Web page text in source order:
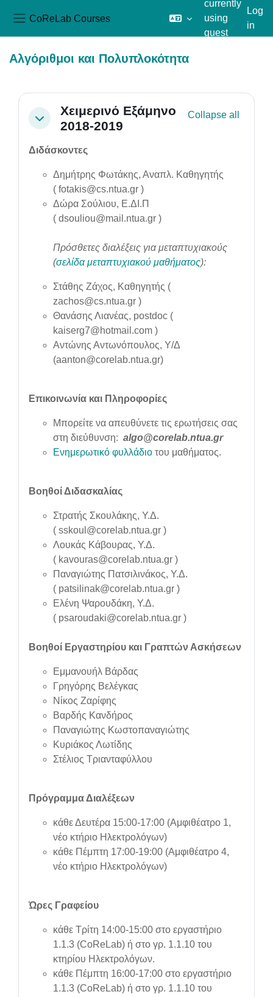
CoReLab Courses
currently
using
guest
Log
in
Αλγόριθμοι και Πολυπλοκότητα
Section outline
Collapse
Χειμερινό Εξάμηνο
2018-2019
Collapse all
Διδάσκοντες
Δημήτρης Φωτάκης, Αναπλ. Καθηγητής
( fotakis@cs.ntua.gr )
Δώρα Σούλιου, Ε.ΔΙ.Π
( dsouliou@mail.ntua.gr )
Πρόσθετες διαλέξεις για μεταπτυχιακούς
(σελίδα μεταπτυχιακού μαθήματος):
Στάθης Ζάχος, Καθηγητής (
zachos@cs.ntua.gr )
Θανάσης Λιανέας, postdoc (
kaiserg7@hotmail.com )
Αντώνης Αντωνόπουλος, Υ/Δ
(aanton@corelab.ntua.gr)
Επικοινωνία και Πληροφορίες
Μπορείτε να απευθύνετε τις ερωτήσεις σας
στη διεύθυνση: algo@corelab.ntua.gr
Ενημερωτικό φυλλάδιο του μαθήματος.
Βοηθοί Διδασκαλίας
Στρατής Σκουλάκης, Υ.Δ.
( sskoul@corelab.ntua.gr )
Λουκάς Κάβουρας, Υ.Δ.
( kavouras@corelab.ntua.gr )
Παναγιώτης Πατσιλινάκος, Υ.Δ.
( patsilinak@corelab.ntua.gr )
Ελένη Ψαρουδάκη, Υ.Δ.
( psaroudaki@corelab.ntua.gr )
Βοηθοί Εργαστηρίου και Γραπτών Ασκήσεων
Εμμανουήλ Βάρδας
Γρηγόρης Βελέγκας
Νίκος Ζαρίφης
Βαρδής Κανδήρος
Παναγιώτης Κωστοπαναγιώτης
Κυριάκος Λωτίδης
Στέλιος Τριανταφύλλου
Πρόγραμμα Διαλέξεων
κάθε Δευτέρα 15:00-17:00 (Αμφιθέατρο 1,
νέο κτήριο Ηλεκτρολόγων)
κάθε Πέμπτη 17:00-19:00 (Αμφιθέατρο 4,
νέο κτήριο Ηλεκτρολόγων)
Ώρες Γραφείου
κάθε Τρίτη 14:00-15:00 στο εργαστήριο
1.1.3 (CoReLab) ή στο γρ. 1.1.10 του
κτηρίου Ηλεκτρολόγων.
κάθε Πέμπτη 16:00-17:00 στο εργαστήριο
1.1.3 (CoReLab) ή στο γρ. 1.1.10 του